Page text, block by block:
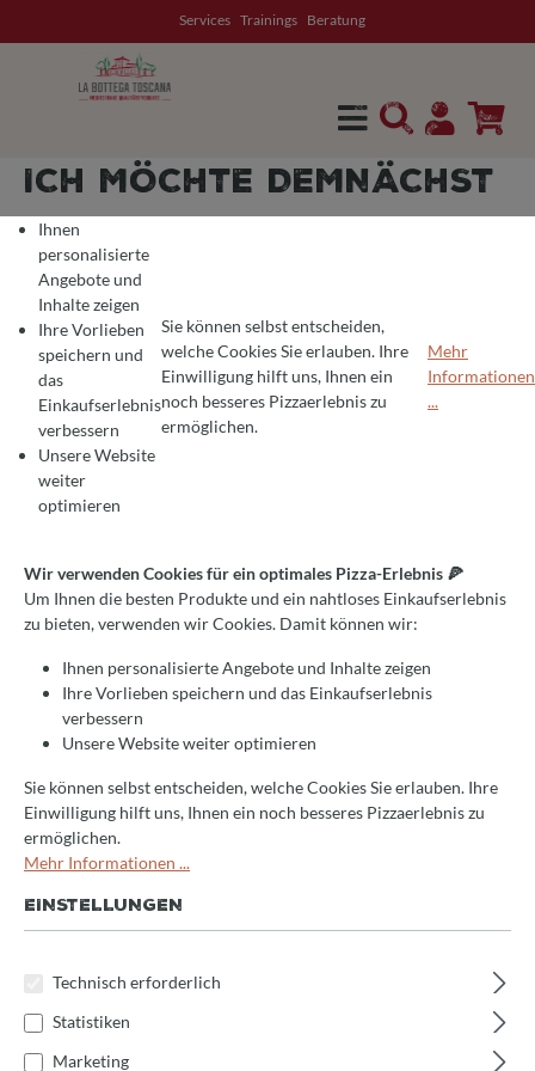
Services Trainings Beratung
ICH MÖCHTE DEMNÄCHST
EINEN OFEN BEI IHNEN
KAUFEN. ICH BIN MIR
UNSICHER, OB ICH EINEN
KLASSISCHEN
KUPPELOFEN ODER EIN
BACKHAUS KAUFEN SOLL.
KÖNNEN SIE MIR HELFEN?
Die gute Nachricht ist: die beiden Ofenformen sind für den
Privatgebrauch gut geeignet, jedoch gibt es kleine entscheidende
Unterschiede:
Optik
Funktion
Befeuerung
Mobilität
In unseremBlogfindest du mehr Infos.
09.09.2021
Newsletter
COOKIE-VOREINSTELLUNGEN
Wir verwenden Cookies für ein optimales Pizza-Erlebnis 🍕
Um Ihnen die besten Produkte und ein nahtloses Einkaufserlebnis zu
Ihnen
personalisierte
Angebote und
Inhalte zeigen
Ihre Vorlieben
speichern und
das
Einkaufserlebnis
verbessern
Unsere Website
weiter
optimieren
Sie können selbst entscheiden,
welche Cookies Sie erlauben. Ihre
Einwilligung hilft uns, Ihnen ein
noch besseres Pizzaerlebnis zu
ermöglichen.
Mehr
Informationen
...
Wir verwenden Cookies für ein optimales Pizza-Erlebnis 🍕
Um Ihnen die besten Produkte und ein nahtloses Einkaufserlebnis
zu bieten, verwenden wir Cookies. Damit können wir:
Ihnen personalisierte Angebote und Inhalte zeigen
Ihre Vorlieben speichern und das Einkaufserlebnis
verbessern
Unsere Website weiter optimieren
Sie können selbst entscheiden, welche Cookies Sie erlauben. Ihre
Einwilligung hilft uns, Ihnen ein noch besseres Pizzaerlebnis zu
ermöglichen.
Mehr Informationen ...
EINSTELLUNGEN
Technisch erforderlich
Statistiken
Marketing